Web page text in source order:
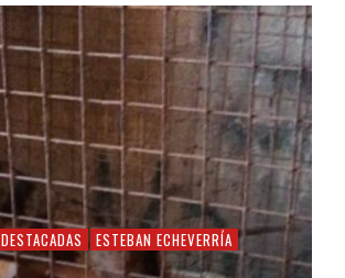
DESTACADAS
ESTEBAN ECHEVERRÍA